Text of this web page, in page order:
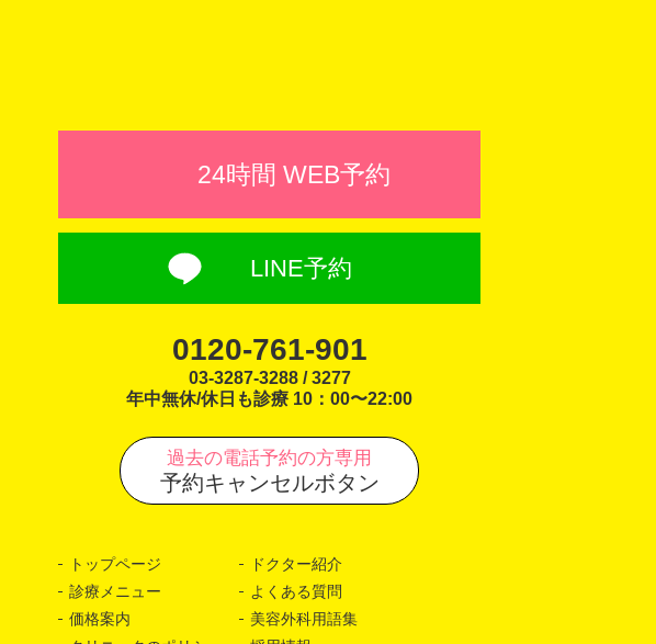
24時間 WEB予約
LINE予約
0120-761-901
03-3287-3288 / 3277
年中無休/休日も診療 10：00〜22:00
過去の電話予約の方専用
予約キャンセルボタン
トップページ
ドクター紹介
診療メニュー
よくある質問
価格案内
美容外科用語集